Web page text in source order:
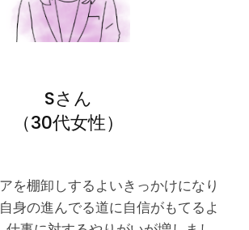
Sさん
（30代女性）
を棚卸しするよいきっかけになり
身の進んでる道に自信がもてるよ